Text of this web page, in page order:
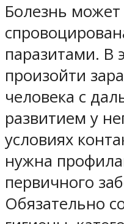
Болезнь
паразитами. В
произойти
человека с
развитием у
условиях
нужна
первичного
Обязательно